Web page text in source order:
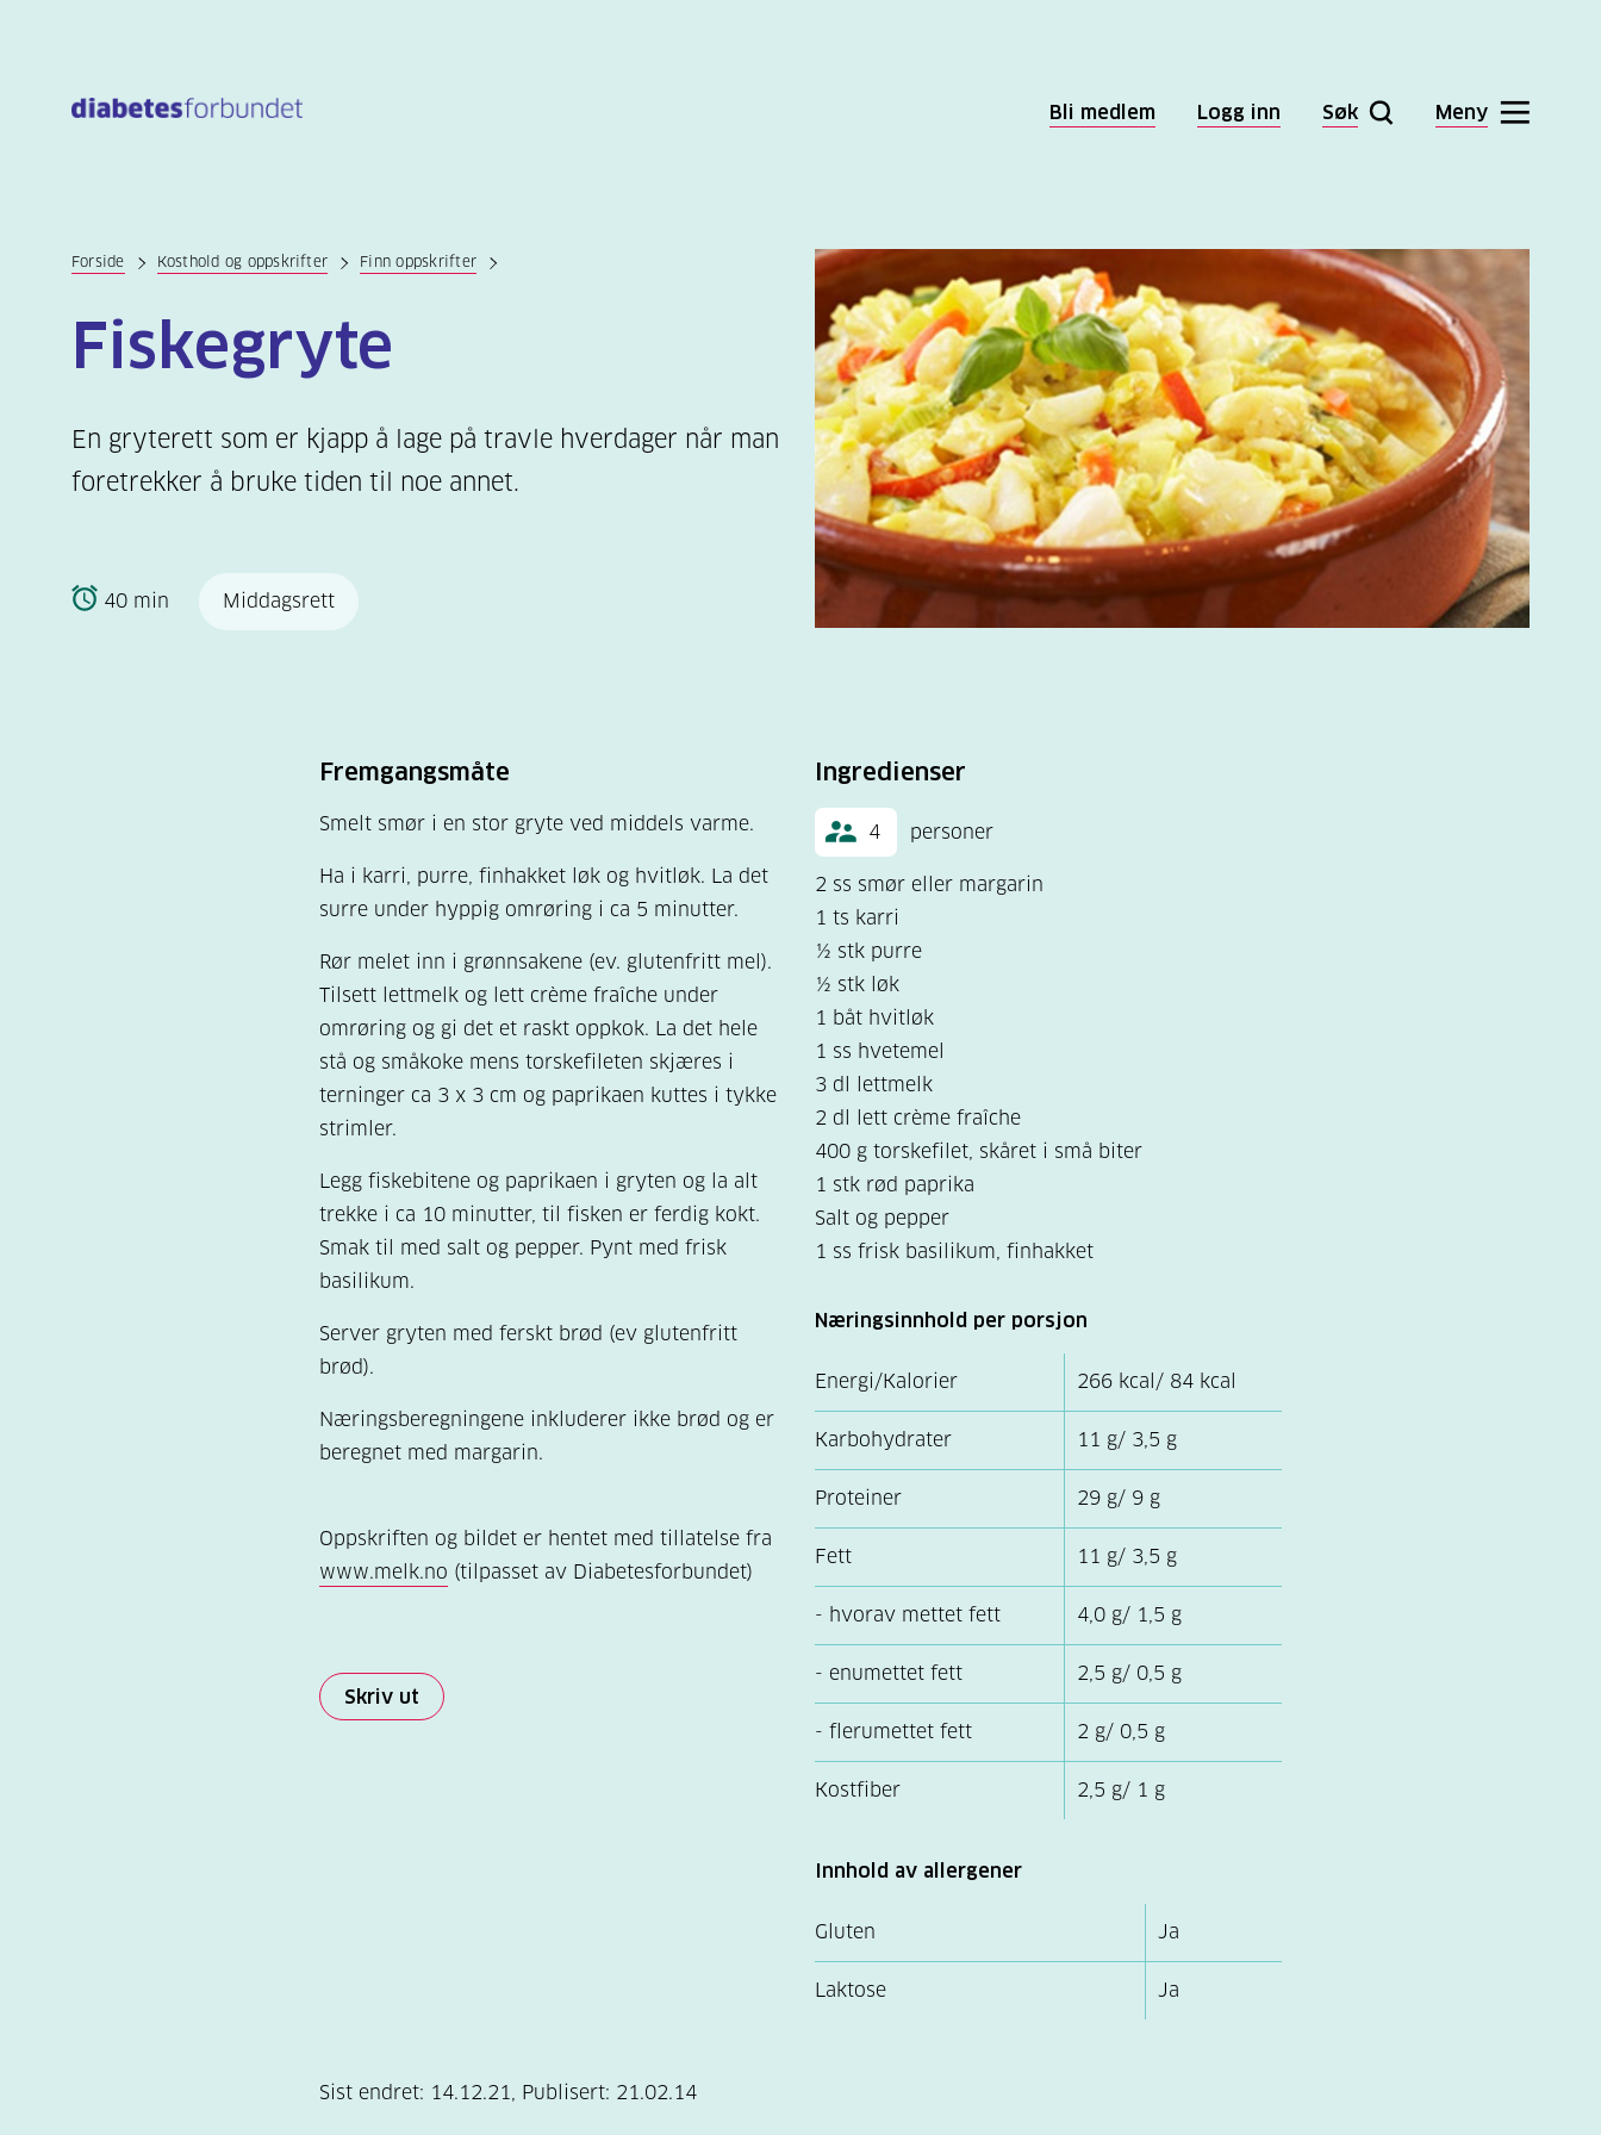
Bli medlem Logg inn Søk Meny
Forside Kosthold og oppskrifter Finn oppskrifter
Fiskegryte
En gryterett som er kjapp å lage på travle hverdager når man
foretrekker å bruke tiden til noe annet.
40 min Middagsrett
Fremgangsmåte
Smelt smør i en stor gryte ved middels varme.
Ha i karri, purre, finhakket løk og hvitløk. La det
surre under hyppig omrøring i ca 5 minutter.
Rør melet inn i grønnsakene (ev. glutenfritt mel).
Tilsett lettmelk og lett crème fraîche under
omrøring og gi det et raskt oppkok. La det hele
stå og småkoke mens torskefileten skjæres i
terninger ca 3 x 3 cm og paprikaen kuttes i tykke
strimler.
Legg fiskebitene og paprikaen i gryten og la alt
trekke i ca 10 minutter, til fisken er ferdig kokt.
Smak til med salt og pepper. Pynt med frisk
basilikum.
Server gryten med ferskt brød (ev glutenfritt
brød).
Næringsberegningene inkluderer ikke brød og er
beregnet med margarin.
Oppskriften og bildet er hentet med tillatelse fra
www.melk.no (tilpasset av Diabetesforbundet)
Skriv ut
Ingredienser
4 personer
2 ss smør eller margarin
1 ts karri
½ stk purre
½ stk løk
1 båt hvitløk
1 ss hvetemel
3 dl lettmelk
2 dl lett crème fraîche
400 g torskefilet, skåret i små biter
1 stk rød paprika
Salt og pepper
1 ss frisk basilikum, finhakket
Næringsinnhold per porsjon
Energi/Kalorier 266 kcal/ 84 kcal
Karbohydrater 11 g/ 3,5 g
Proteiner 29 g/ 9 g
Fett 11 g/ 3,5 g
- hvorav mettet fett 4,0 g/ 1,5 g
- enumettet fett 2,5 g/ 0,5 g
- flerumettet fett 2 g/ 0,5 g
Kostfiber 2,5 g/ 1 g
Innhold av allergener
Gluten Ja
Laktose Ja
Sist endret: 14.12.21, Publisert: 21.02.14